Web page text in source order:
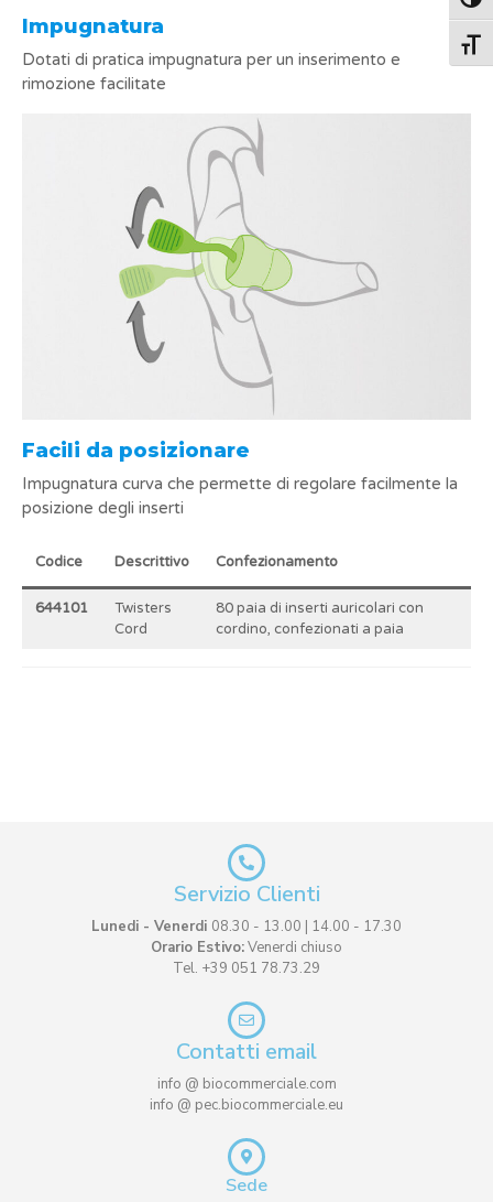
Impugnatura
Dotati di pratica impugnatura per un inserimento e
rimozione facilitate
Facili da posizionare
Impugnatura curva che permette di regolare facilmente la
posizione degli inserti
Codice Descrittivo Confezionamento
644101
Twisters
Cord
80 paia di inserti auricolari con
cordino, confezionati a paia
Servizio Clienti
Lunedi - Venerdi 08.30 - 13.00 | 14.00 - 17.30
Orario Estivo:Venerdi chiuso
Tel. +39 051 78.73.29
Contatti email
info @ biocommerciale.com
info @ pec.biocommerciale.eu
Sede